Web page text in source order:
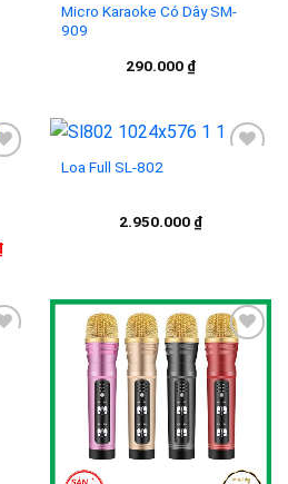
Micro Karaoke Có Dây SM-
909
290.000 ₫
Giá
5.300.000 ₫.
Loa Full SL-802
2.950.000 ₫
Add to
wishlist